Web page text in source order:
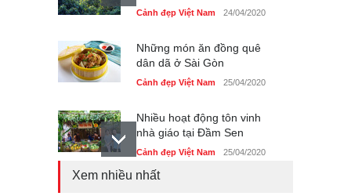
Cảnh đẹp Việt Nam 24/04/2020
Những món ăn đồng quê
dân dã ở Sài Gòn
Cảnh đẹp Việt Nam 25/04/2020
Nhiều hoạt động tôn vinh
nhà giáo tại Đầm Sen
Cảnh đẹp Việt Nam 25/04/2020
Xem nhiều nhất